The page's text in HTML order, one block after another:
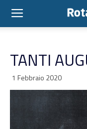
TANTI
1 Febbraio 2020